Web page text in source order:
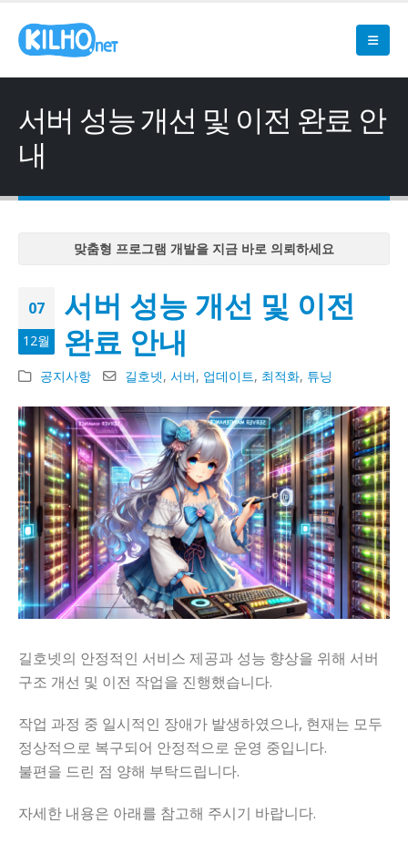
서버 성능 개선 및 이전 완료 안
내
맞춤형 프로그램 개발을 지금 바로 의뢰하세요
맞춤형 프로그램 개발을 지금 바로 의뢰하세요
맞춤형 프로그램 개발을 지금 바로 의뢰하세요
맞춤형 프로그램 개발을 지금 바로 의뢰하세요
07
12월
서버 성능 개선 및 이전
완료 안내
공지사항 길호넷, 서버, 업데이트, 최적화, 튜닝
길호넷의 안정적인 서비스 제공과 성능 향상을 위해 서버
구조 개선 및 이전 작업을 진행했습니다.
작업 과정 중 일시적인 장애가 발생하였으나, 현재는 모두
정상적으로 복구되어 안정적으로 운영 중입니다.
불편을 드린 점 양해 부탁드립니다.
자세한 내용은 아래를 참고해 주시기 바랍니다.